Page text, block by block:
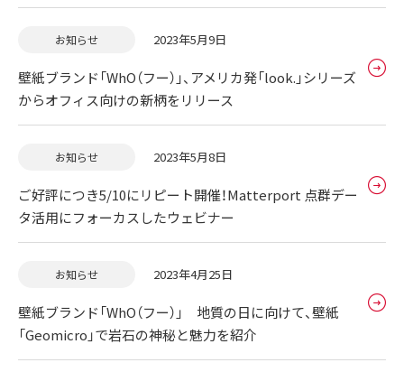
お知らせ 2023年5月9日
壁紙ブランド「WhO（フー）」、アメリカ発「look.」シリーズ
からオフィス向けの新柄をリリース
お知らせ 2023年5月8日
ご好評につき5/10にリピート開催！Matterport 点群デー
タ活用にフォーカスしたウェビナー
お知らせ 2023年4月25日
壁紙ブランド「WhO（フー）」 地質の日に向けて、壁紙
「Geomicro」で岩石の神秘と魅力を紹介